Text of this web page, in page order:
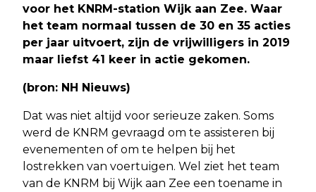
voor het KNRM-station Wijk aan Zee. Waar
het team normaal tussen de 30 en 35 acties
per jaar uitvoert, zijn de vrijwilligers in 2019
maar liefst 41 keer in actie gekomen.
(bron: NH Nieuws)
Dat was niet altijd voor serieuze zaken. Soms
werd de KNRM gevraagd om te assisteren bij
evenementen of om te helpen bij het
lostrekken van voertuigen. Wel ziet het team
van de KNRM bij Wijk aan Zee een toename in